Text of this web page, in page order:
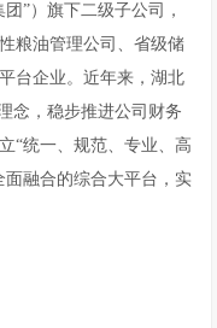
”）旗下二级子公司，
粮油管理公司、省级储
台企业。近年来，湖北
念，稳步推进公司财务
“统一、规范、专业、高
融合的综合大平台，实